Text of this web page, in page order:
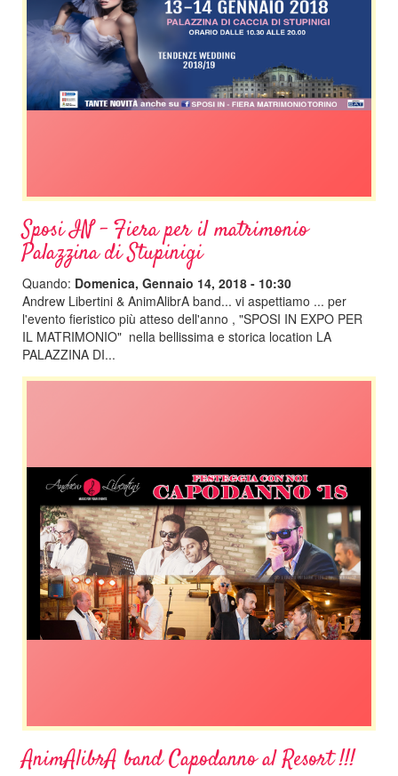
Sposi IN - Fiera per il matrimonio
Palazzina di Stupinigi
Quando: Domenica, Gennaio 14, 2018 - 10:30
Andrew Libertini & AnimAlibrA band... vi aspettiamo ... per
l'evento fieristico più atteso dell'anno , "SPOSI IN EXPO PER
IL MATRIMONIO" nella bellissima e storica location LA
PALAZZINA DI...
AnimAlibrA band Capodanno al Resort !!!